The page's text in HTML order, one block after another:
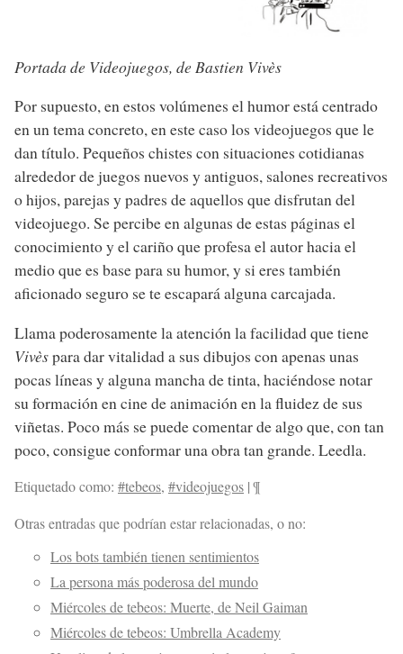
Portada de Videojuegos, de Bastien Vivès
Por supuesto, en estos volúmenes el humor está centrado
en un tema concreto, en este caso los videojuegos que le
dan título. Pequeños chistes con situaciones cotidianas
alrededor de juegos nuevos y antiguos, salones recreativos
o hijos, parejas y padres de aquellos que disfrutan del
videojuego. Se percibe en algunas de estas páginas el
conocimiento y el cariño que profesa el autor hacia el
medio que es base para su humor, y si eres también
aficionado seguro se te escapará alguna carcajada.
Llama poderosamente la atención la facilidad que tiene
Vivèspara dar vitalidad a sus dibujos con apenas unas
pocas líneas y alguna mancha de tinta, haciéndose notar
su formación en cine de animación en la fluidez de sus
viñetas. Poco más se puede comentar de algo que, con tan
poco, consigue conformar una obra tan grande. Leedla.
Etiquetado como: #tebeos, #videojuegos |¶
Otras entradas que podrían estar relacionadas, o no:
Los bots también tienen sentimientos
La persona más poderosa del mundo
Miércoles de tebeos: Muerte, de Neil Gaiman
Miércoles de tebeos: Umbrella Academy